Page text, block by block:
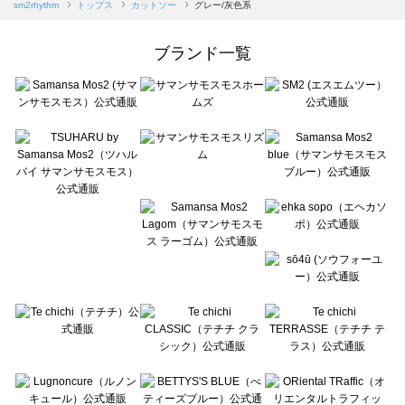
sō4ū（ソウフォーユー）のカットソー一覧
Te chichi（テチチ）のカットソー一覧
Te chichi CLASSIC（テチチ クラシック）のカットソー一覧
Lugnoncure（ルノンキュール）のカットソー一覧
BETTY'S BLUE（べティーズブルー）のカットソー一覧
Wpc.（ワールドパーティー）のカットソー一覧
sm2rhythm トップス カットソー グレー/灰色系
ブランド一覧